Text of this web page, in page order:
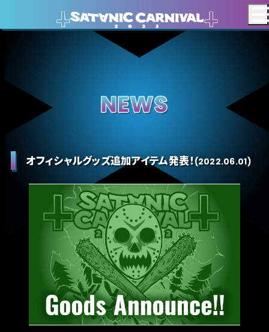
LINEUP
TIME
TABLE
GOODS BOOTH AREA MAP
TICKET INFO GUIDELINE ACCESS
オフィシャルグッズ追加アイテム発表！(2022.06.01)